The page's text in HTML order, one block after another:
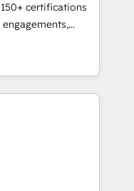
visiteurs en
SEA,
ABM, IA,
réussies - 40
HubSpot
certifications
into
onboarding to
in-house team
long-term
setup •
data cleanups •
End-to-
marketing and